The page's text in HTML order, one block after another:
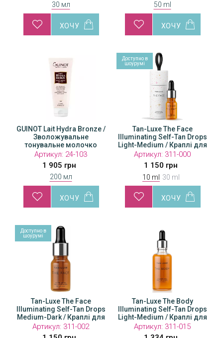
30 мл 50 ml
GUINOT Lait Hydra Bronze /
Зволожувальне
тонувальне молочко
Артикул: 24-103
1 905 грн
200 мл
Tan-Luxe The Face
Illuminating Self-Tan Drops
Light-Medium / Краплі для
автозасмаги обличчя
Артикул:311-001
2 300 грн
шоурумі
Tan-Luxe The Face
Illuminating Self-Tan Drops
Light-Medium / Краплі для
автозасмаги обличчя
Артикул: 311-000
1 150 грн
Доступно в
шоурумі
10 ml 30 ml
Tan-Luxe The Face
Illuminating Self-Tan Drops
Medium-Dark / Краплі для
автозасмаги обличчя
Артикул: 311-002
Доступно в
шоурумі
Tan-Luxe The Face
Illuminating Self-Tan Drops
Medium-Dark / Краплі для
автозасмаги обличчя
Артикул:311-003
Tan-Luxe The Body
Illuminating Self-Tan Drops
Light-Medium / Краплі для
автозасмаги тіла
Артикул:311-006
Доступно в
шоурумі
Tan-Luxe The Body
Illuminating Self-Tan Drops
Light-Medium / Краплі для
автозасмаги тіла
Артикул: 311-015